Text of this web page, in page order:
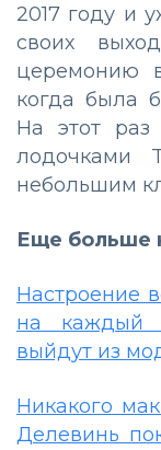
2017 году и
своих
церемонию
когда была
На этот
лодочками
небольшим
Еще больше
Настроение
на каждый
выйдут из
Никакого
Делевинь